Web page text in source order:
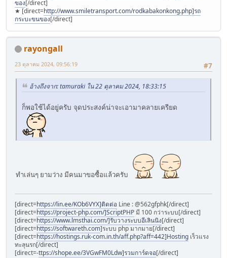
ของ[/direct]
★ [direct=http://www.smiletransport.com/rodkabakonkong.php]รถ
กระบะขนของ[/direct]
rayongall
#7
23 ตุลาคม 2024, 09:56:19
อ้างถึงจาก: tamuraki ใน 22 ตุลาคม 2024, 18:33:15
ก็พอใช้ได้อยู่ครับ จุดประสงค์น่าจะเอามาคลายเครียด
ทำเล่นๆ ยามว่าง มีคนมาขอซื้อแล้วครับ
[direct=https://lin.ee/KOb6VYX]ติดต่อ Line : @562gfphk[/direct]
[direct=https://project-php.com/]ScriptPHPมี 100 กว่าระบบ[/direct]
[direct=https://www.lmsthai.com/]รับวางระบบอีเลินนิง[/direct]
[direct=https://softwareth.com]ระบบ php มากมาย[/direct]
[direct=https://hostings.ruk-com.in.th/aff.php?aff=442]Hosting เร็วแรง
ทะลุนรก[/direct]
[direct=-ttps://shope.ee/3VGwFM0Ldw]รวมการ์ดจอ[/direct]